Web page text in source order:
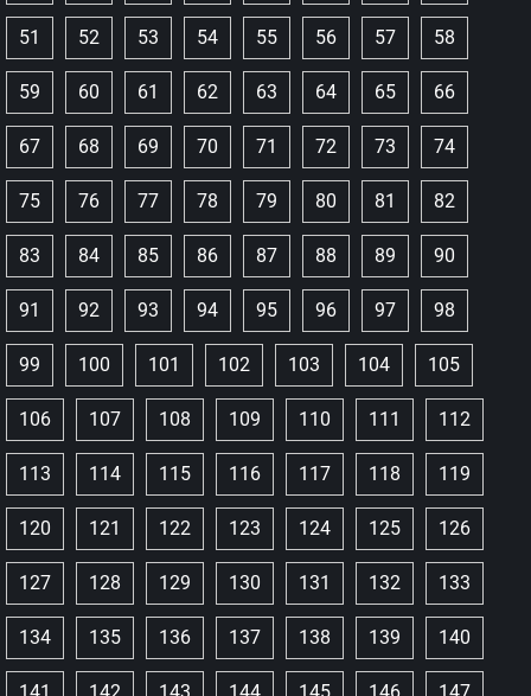
51 52 53 54 55 56 57 58
59 60 61 62 63 64 65 66
67 68 69 70 71 72 73 74
75 76 77 78 79 80 81 82
83 84 85 86 87 88 89 90
91 92 93 94 95 96 97 98
99 100 101 102 103 104 105
106 107 108 109 110 111 112
113 114 115 116 117 118 119
120 121 122 123 124 125 126
127 128 129 130 131 132 133
134 135 136 137 138 139 140